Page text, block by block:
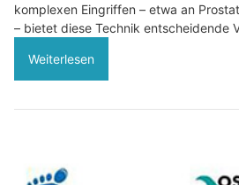
komplexen Eingriffen – etwa an
– bietet diese Technik entscheidende
Weiterlesen